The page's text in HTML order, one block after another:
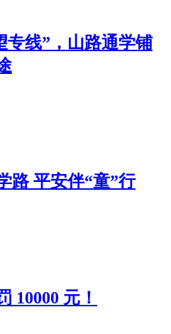
专线”，山路通学铺
路 平安伴“童”行
10000 元！